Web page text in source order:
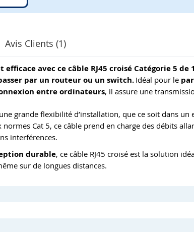
Avis Clients (1)
avec ce câble RJ45 croisé Catégorie 5
par un routeur ou un switch. Idéal pour le
entre ordinateurs, il assure une
grande flexibilité d’installation, que ce soit dans un
Cat 5, ce câble prend en charge des débits
interférences.
durable, ce câble RJ45 croisé est la solution
sur de longues distances.